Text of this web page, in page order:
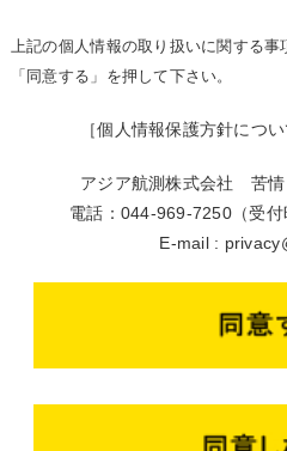
上記の個人情報の取り扱いに関する
「同意する」を押して下さい。
［個人情報保護方針につ
アジア航測株式会社 苦情
電話：044-969-7250（受付
E-mail :